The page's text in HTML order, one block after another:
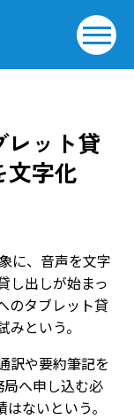
レット貸
字化
に、音声を文字
し出しが始まっ
のタブレット貸
という。
訳や要約筆記を
へ申し込む必
ないという。